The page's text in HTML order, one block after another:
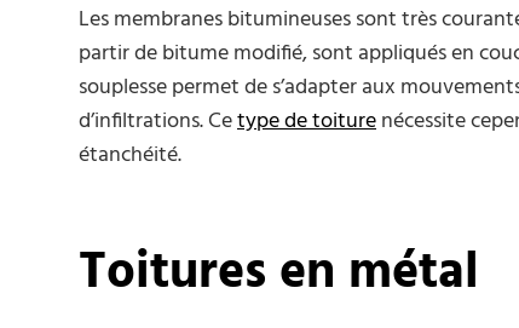
Les membranes bitumineuses sont très
partir de bitume modifié, sont appliqués en
souplesse permet de s’adapter aux
d’infiltrations. Cetype de toiturenécessite
étanchéité.
Toitures en métal